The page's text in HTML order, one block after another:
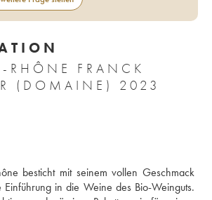
RHÔNE FRANCK
(DOMAINE) 2023
besticht mit seinem vollen Geschmack
in die Weine des Bio-Weinguts.